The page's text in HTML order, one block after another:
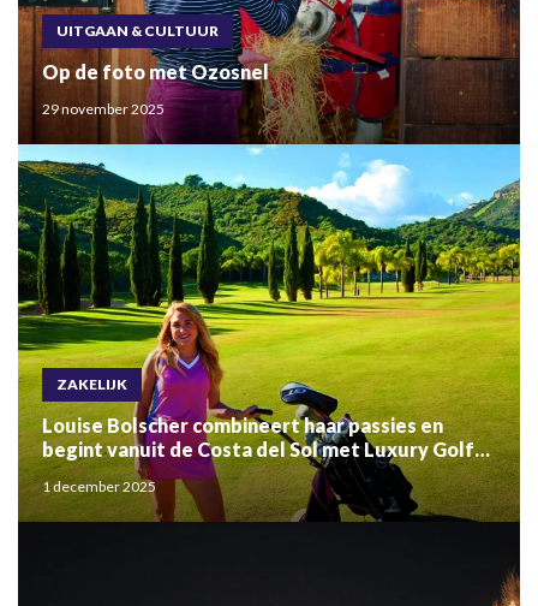
UITGAAN & CULTUUR
Op de foto met Ozosnel
29 november 2025
ZAKELIJK
Louise Bolscher combineert haar passies en
begint vanuit de Costa del Sol met Luxury Golf
Trips
1 december 2025